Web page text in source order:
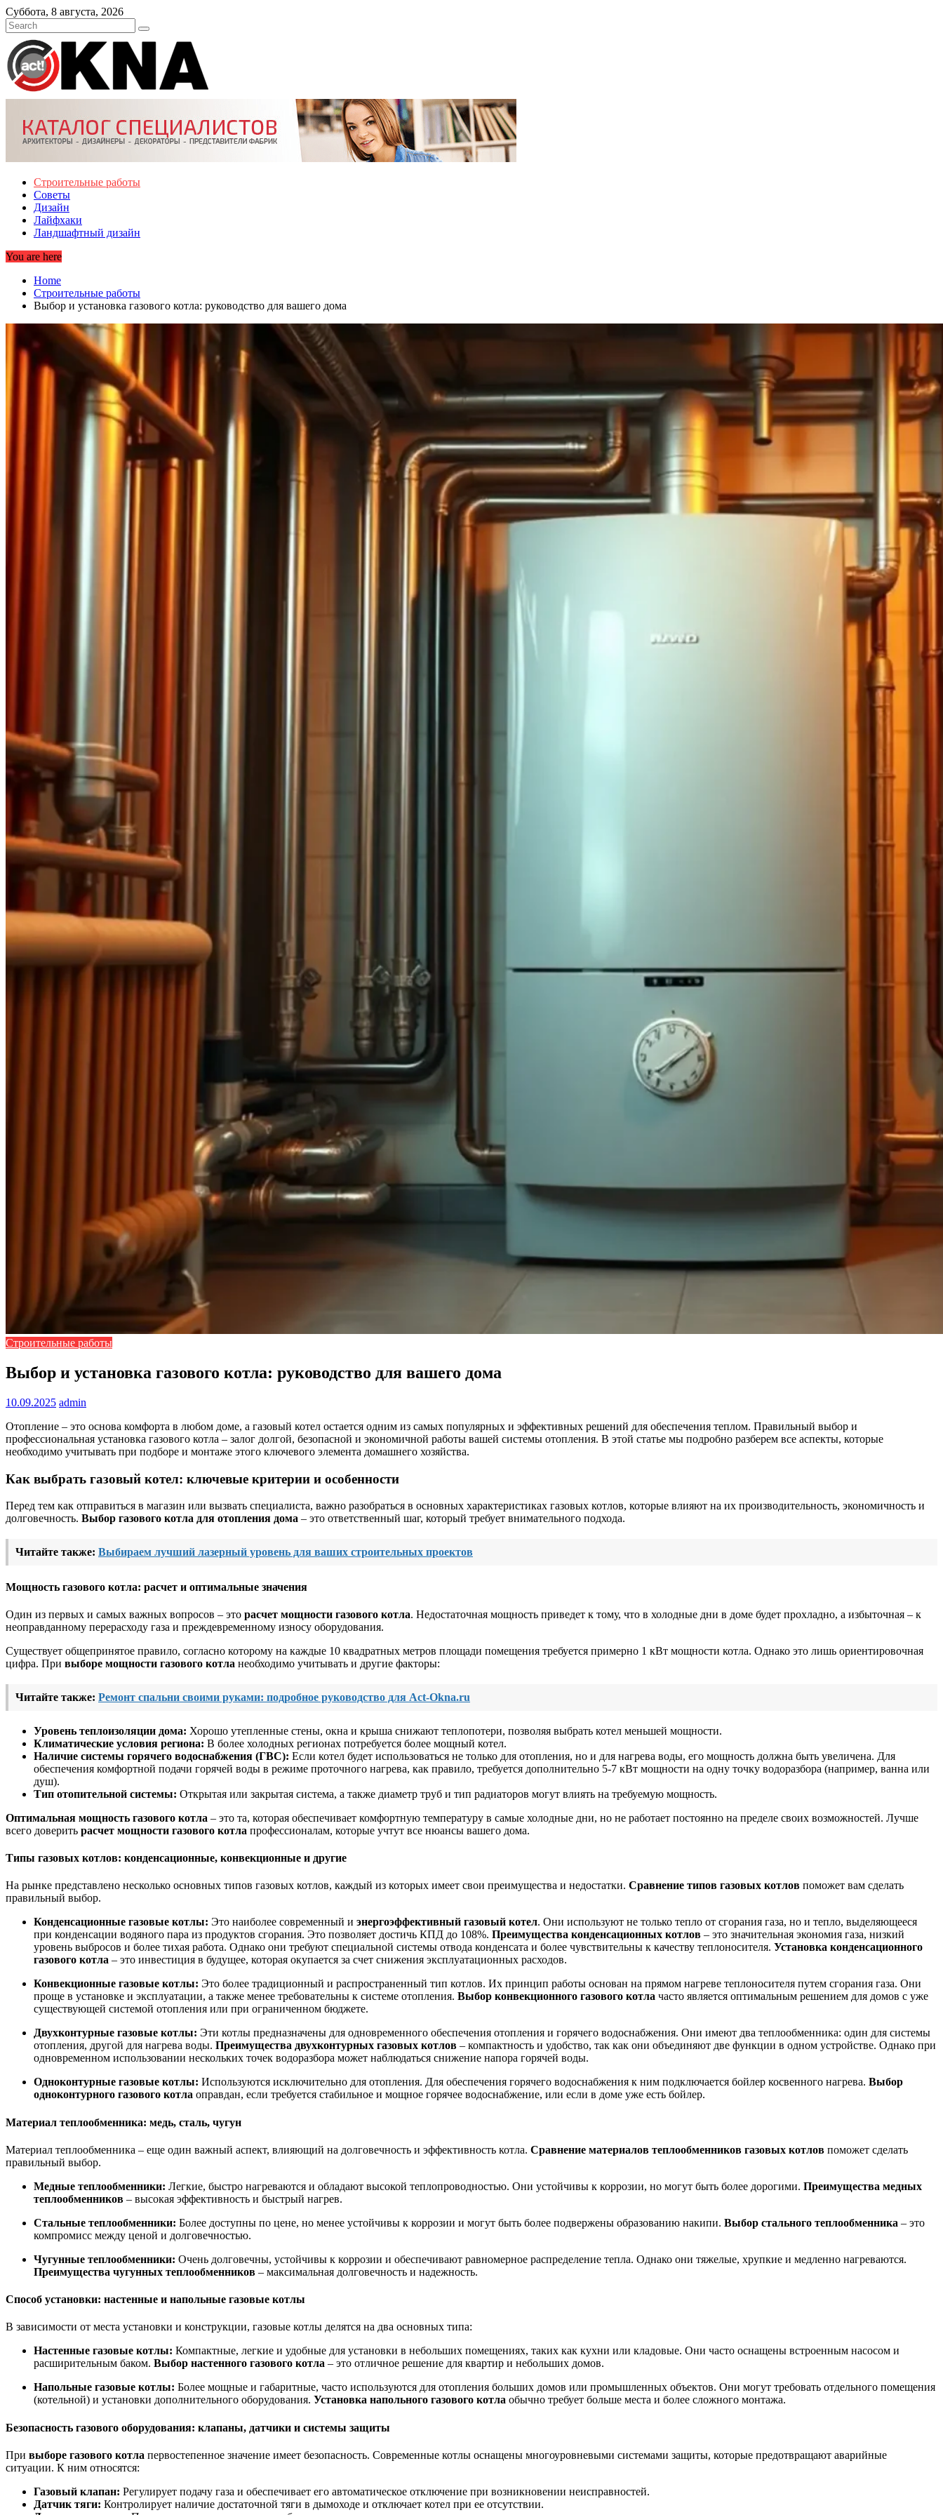
Skip
to
content
Суббота, 8 августа, 2026
Строительные работы
Советы
Дизайн
Лайфхаки
Ландшафтный дизайн
You are here
Home
Строительные работы
Выбор и установка газового котла: руководство для вашего дома
Строительные работы
Выбор и установка газового котла: руководство для вашего дома
10.09.2025 admin
Отопление – это основа комфорта в любом доме, а газовый котел остается одним из самых популярных и эффективных решений для обеспечения теплом. Правильный выбор и
профессиональная установка газового котла – залог долгой, безопасной и экономичной работы вашей системы отопления. В этой статье мы подробно разберем все аспекты, которые
необходимо учитывать при подборе и монтаже этого ключевого элемента домашнего хозяйства.
Как выбрать газовый котел: ключевые критерии и особенности
Перед тем как отправиться в магазин или вызвать специалиста, важно разобраться в основных характеристиках газовых котлов, которые влияют на их производительность, экономичность и
долговечность. Выбор газового котла для отопления дома – это ответственный шаг, который требует внимательного подхода.
Читайте также: Выбираем лучший лазерный уровень для ваших строительных проектов
Мощность газового котла: расчет и оптимальные значения
Один из первых и самых важных вопросов – это расчет мощности газового котла. Недостаточная мощность приведет к тому, что в холодные дни в доме будет прохладно, а избыточная – к
неоправданному перерасходу газа и преждевременному износу оборудования.
Существует общепринятое правило, согласно которому на каждые 10 квадратных метров площади помещения требуется примерно 1 кВт мощности котла. Однако это лишь ориентировочная
цифра. При выборе мощности газового котла необходимо учитывать и другие факторы:
Читайте также: Ремонт спальни своими руками: подробное руководство для Act-Okna.ru
Уровень теплоизоляции дома: Хорошо утепленные стены, окна и крыша снижают теплопотери, позволяя выбрать котел меньшей мощности.
Климатические условия региона: В более холодных регионах потребуется более мощный котел.
Наличие системы горячего водоснабжения (ГВС): Если котел будет использоваться не только для отопления, но и для нагрева воды, его мощность должна быть увеличена. Для
обеспечения комфортной подачи горячей воды в режиме проточного нагрева, как правило, требуется дополнительно 5-7 кВт мощности на одну точку водоразбора (например, ванна или
душ).
Тип отопительной системы: Открытая или закрытая система, а также диаметр труб и тип радиаторов могут влиять на требуемую мощность.
Оптимальная мощность газового котла – это та, которая обеспечивает комфортную температуру в самые холодные дни, но не работает постоянно на пределе своих возможностей. Лучше
всего доверить расчет мощности газового котла профессионалам, которые учтут все нюансы вашего дома.
Типы газовых котлов: конденсационные, конвекционные и другие
На рынке представлено несколько основных типов газовых котлов, каждый из которых имеет свои преимущества и недостатки. Сравнение типов газовых котлов поможет вам сделать
правильный выбор.
Конденсационные газовые котлы: Это наиболее современный и энергоэффективный газовый котел. Они используют не только тепло от сгорания газа, но и тепло, выделяющееся
при конденсации водяного пара из продуктов сгорания. Это позволяет достичь КПД до 108%. Преимущества конденсационных котлов – это значительная экономия газа, низкий
уровень выбросов и более тихая работа. Однако они требуют специальной системы отвода конденсата и более чувствительны к качеству теплоносителя. Установка конденсационного
газового котла – это инвестиция в будущее, которая окупается за счет снижения эксплуатационных расходов.
Конвекционные газовые котлы: Это более традиционный и распространенный тип котлов. Их принцип работы основан на прямом нагреве теплоносителя путем сгорания газа. Они
проще в установке и эксплуатации, а также менее требовательны к системе отопления. Выбор конвекционного газового котла часто является оптимальным решением для домов с уже
существующей системой отопления или при ограниченном бюджете.
Двухконтурные газовые котлы: Эти котлы предназначены для одновременного обеспечения отопления и горячего водоснабжения. Они имеют два теплообменника: один для системы
отопления, другой для нагрева воды. Преимущества двухконтурных газовых котлов – компактность и удобство, так как они объединяют две функции в одном устройстве. Однако при
одновременном использовании нескольких точек водоразбора может наблюдаться снижение напора горячей воды.
Одноконтурные газовые котлы: Используются исключительно для отопления. Для обеспечения горячего водоснабжения к ним подключается бойлер косвенного нагрева. Выбор
одноконтурного газового котла оправдан, если требуется стабильное и мощное горячее водоснабжение, или если в доме уже есть бойлер.
Материал теплообменника: медь, сталь, чугун
Материал теплообменника – еще один важный аспект, влияющий на долговечность и эффективность котла. Сравнение материалов теплообменников газовых котлов поможет сделать
правильный выбор.
Медные теплообменники: Легкие, быстро нагреваются и обладают высокой теплопроводностью. Они устойчивы к коррозии, но могут быть более дорогими. Преимущества медных
теплообменников – высокая эффективность и быстрый нагрев.
Стальные теплообменники: Более доступны по цене, но менее устойчивы к коррозии и могут быть более подвержены образованию накипи. Выбор стального теплообменника – это
компромисс между ценой и долговечностью.
Чугунные теплообменники: Очень долговечны, устойчивы к коррозии и обеспечивают равномерное распределение тепла. Однако они тяжелые, хрупкие и медленно нагреваются.
Преимущества чугунных теплообменников – максимальная долговечность и надежность.
Способ установки: настенные и напольные газовые котлы
В зависимости от места установки и конструкции, газовые котлы делятся на два основных типа:
Настенные газовые котлы: Компактные, легкие и удобные для установки в небольших помещениях, таких как кухни или кладовые. Они часто оснащены встроенным насосом и
расширительным баком. Выбор настенного газового котла – это отличное решение для квартир и небольших домов.
Напольные газовые котлы: Более мощные и габаритные, часто используются для отопления больших домов или промышленных объектов. Они могут требовать отдельного помещения
(котельной) и установки дополнительного оборудования. Установка напольного газового котла обычно требует больше места и более сложного монтажа.
Безопасность газового оборудования: клапаны, датчики и системы защиты
При выборе газового котла первостепенное значение имеет безопасность. Современные котлы оснащены многоуровневыми системами защиты, которые предотвращают аварийные
ситуации. К ним относятся:
Газовый клапан: Регулирует подачу газа и обеспечивает его автоматическое отключение при возникновении неисправностей.
Датчик тяги: Контролирует наличие достаточной тяги в дымоходе и отключает котел при ее отсутствии.